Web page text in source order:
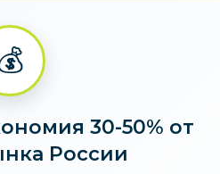
данных и политикой